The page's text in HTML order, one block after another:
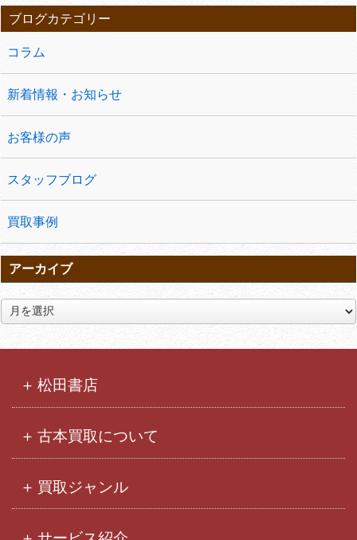
ブログカテゴリー
コラム
新着情報・お知らせ
お客様の声
スタッフブログ
買取事例
アーカイブ
ア
ー
松田書店
古本買取について
買取ジャンル